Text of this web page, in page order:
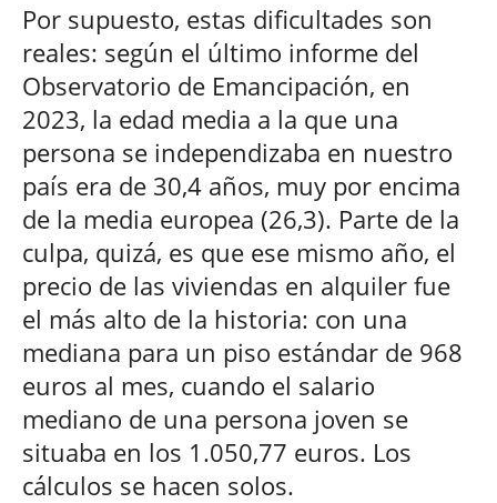
Por supuesto, estas dificultades son
reales: según el último informe del
Observatorio de Emancipación, en
2023, la edad media a la que una
persona se independizaba en nuestro
país era de 30,4 años, muy por encima
de la media europea (26,3). Parte de la
culpa, quizá, es que ese mismo año, el
precio de las viviendas en alquiler fue
el más alto de la historia: con una
mediana para un piso estándar de 968
euros al mes, cuando el salario
mediano de una persona joven se
situaba en los 1.050,77 euros. Los
cálculos se hacen solos.